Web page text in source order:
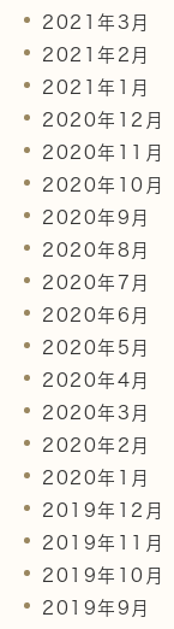
2021年3月
2021年2月
2021年1月
2020年12月
2020年11月
2020年10月
2020年9月
2020年8月
2020年7月
2020年6月
2020年5月
2020年4月
2020年3月
2020年2月
2020年1月
2019年12月
2019年11月
2019年10月
2019年9月